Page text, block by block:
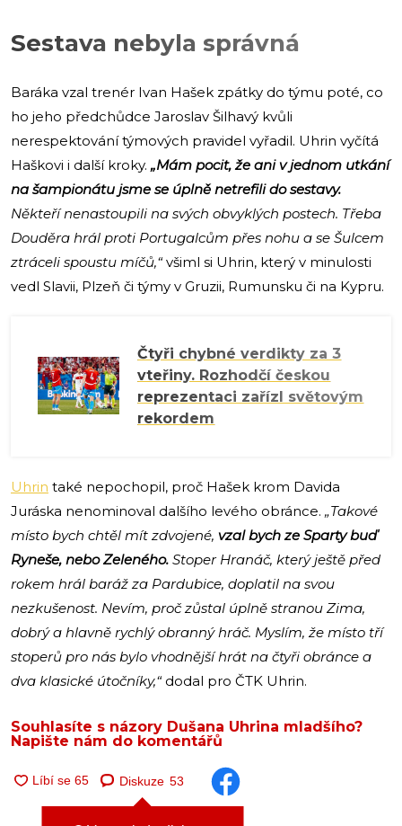
Sestava nebyla správná
Baráka vzal trenér Ivan Hašek zpátky do týmu poté, co
ho jeho předchůdce Jaroslav Šilhavý kvůli
nerespektování týmových pravidel vyřadil. Uhrin vyčítá
Haškovi i další kroky. „Mám pocit, že ani v jednom utkání
na šampionátu jsme se úplně netrefili do sestavy.
Někteří nenastoupili na svých obvyklých postech. Třeba
Douděra hrál proti Portugalcům přes nohu a se Šulcem
ztráceli spoustu míčů,“všiml si Uhrin, který v minulosti
vedl Slavii, Plzeň či týmy v Gruzii, Rumunsku či na Kypru.
Čtyři chybné verdikty za 3
vteřiny. Rozhodčí českou
reprezentaci zařízl světovým
rekordem
Uhrin také nepochopil, proč Hašek krom Davida
Juráska nenominoval dalšího levého obránce. „Takové
místo bych chtěl mít zdvojené, vzal bych ze Sparty buď
Ryneše, nebo Zeleného. Stoper Hranáč, který ještě před
rokem hrál baráž za Pardubice, doplatil na svou
nezkušenost. Nevím, proč zůstal úplně stranou Zima,
dobrý a hlavně rychlý obranný hráč. Myslím, že místo tří
stoperů pro nás bylo vhodnější hrát na čtyři obránce a
dva klasické útočníky,“dodal pro ČTK Uhrin.
Souhlasíte s názory Dušana Uhrina mladšího?
Napište nám do komentářů
Diskuze 53